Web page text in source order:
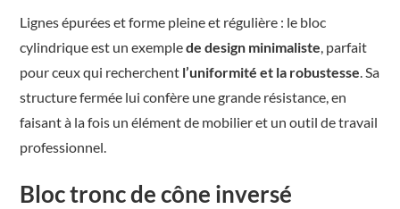
Lignes épurées et forme pleine et régulière : le bloc
cylindrique est un exemplede design minimaliste, parfait
pour ceux qui recherchent l’uniformité et la robustesse. Sa
structure fermée lui confère une grande résistance, en
faisant à la fois un élément de mobilier et un outil de travail
professionnel.
Bloc tronc de cône inversé